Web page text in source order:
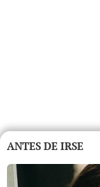
ANTES DE IRSE